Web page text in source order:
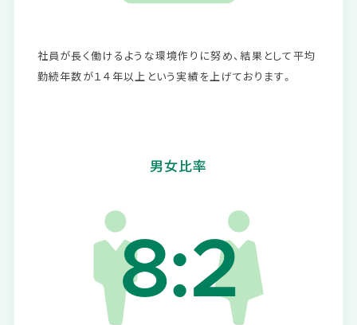
社員が長く働けるような環境作りに努め、結果として平均
勤続年数が１４年以上という実績を上げております。
男女比率
8:2